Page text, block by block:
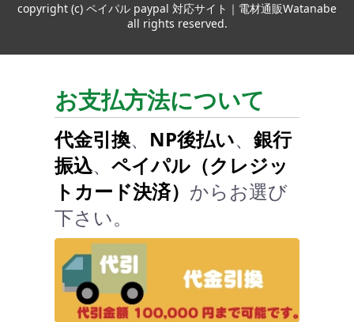
copyright (c) ペイパル paypal 対応サイト｜電材通販Watanabe
all rights reserved.
お支払方法について
代金引換、 NP後払い、 銀行
振込、 ペイパル（クレジッ
トカード決済） からお選び
下さい。